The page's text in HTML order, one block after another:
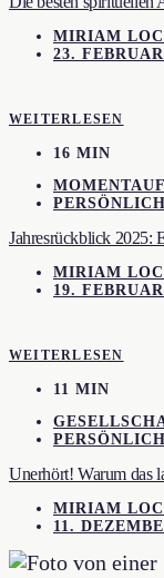
MIRIAM
23.
WEITERLESEN
16 MIN
Jahresrückblick 2025:
MIRIAM
19.
WEITERLESEN
11 MIN
Unerhört! Warum das
MIRIAM
11.